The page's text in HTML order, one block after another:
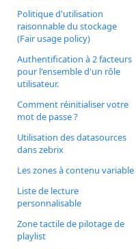
Politique d'utilisation
raisonnable du stockage
(Fair usage policy)
Authentification à 2 facteurs
pour l'ensemble d'un rôle
utilisateur.
Comment réinitialiser votre
mot de passe ?
Utilisation des datasources
dans zebrix
Les zones à contenu variable
Liste de lecture
personnalisable
Zone tactile de pilotage de
playlist